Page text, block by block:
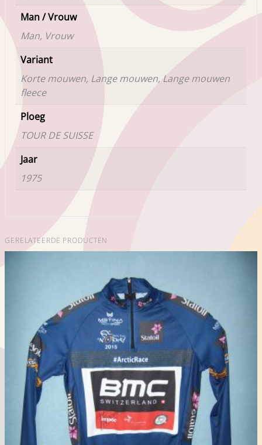
Man / Vrouw
Man, Vrouw
Variant
Korte mouwen, Lange mouwen, Lange mouwen
fleece
Ploeg
TOUR DE SUISSE
Jaar
1975
GERELATEERDE PRODUCTEN